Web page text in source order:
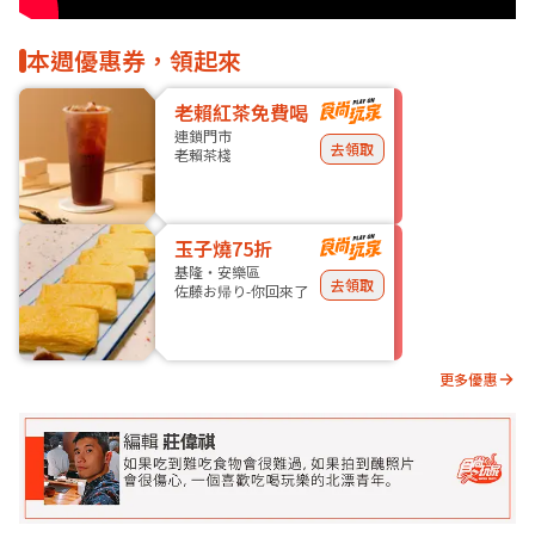
本週優惠券，領起來
老賴紅茶免費喝
連鎖門市
老賴茶棧
去領取
玉子燒75折
基隆・安樂區
佐藤お帰り-你回來了
去領取
更多優惠